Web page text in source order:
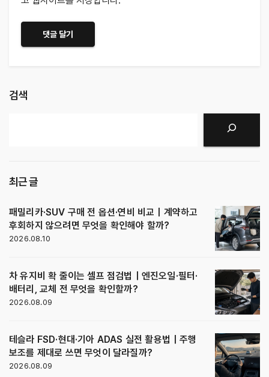
검색
최근 글
패밀리카·SUV 구매 전 옵션·연비 비교｜계약하고
후회하지 않으려면 무엇을 확인해야 할까?
2026.08.10
차 유지비 확 줄이는 셀프 점검법｜엔진오일·필터·
배터리, 교체 전 무엇을 확인할까?
2026.08.09
테슬라 FSD·현대·기아 ADAS 실전 활용법｜주행
보조를 제대로 쓰면 무엇이 달라질까?
2026.08.09